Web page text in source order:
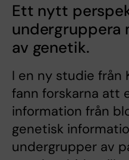
Ett nytt
undergruppera
av genetik.
I en ny studie från
fann forskarna att
information från
genetisk
undergrupper av